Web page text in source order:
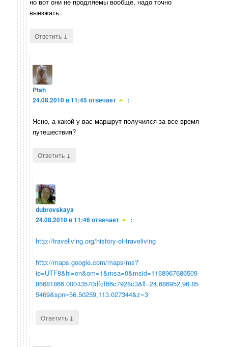
выезжать.
Ответить ↓
Ptah
24.08.2010 в 11:45отвечает :
Ясно, а какой у вас маршрут получился за все время
путешествия?
Ответить ↓
dubrovskaya
24.08.2010 в 11:46отвечает :
http://traveliving.org/history-of-traveliving
http://maps.google.com/maps/ms?
ie=UTF8&hl=en&om=1&msa=0&msid=1168967686509
86681866.00043570dfcf66c7928c3&ll=24.686952,96.85
5469&spn=56.50259,113.027344&z=3
Ответить ↓